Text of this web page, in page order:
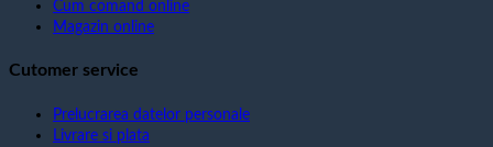
Cum comand online
Magazin online
Cutomer service
Prelucrarea datelor personale
Livrare si plata